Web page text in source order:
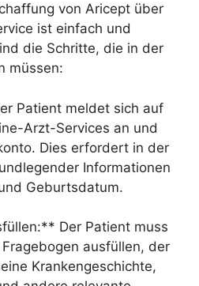
von Aricept über
ist einfach und
die Schritte, die in der
müssen:
Patient meldet sich auf
Arzt-Services an und
Dies erfordert in der
Informationen
Geburtsdatum.
Der Patient muss
ausfüllen, der
Krankengeschichte,